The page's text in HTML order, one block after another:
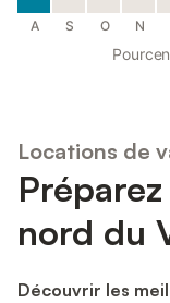
A S O N
Locations de
nord du
Découvrir les